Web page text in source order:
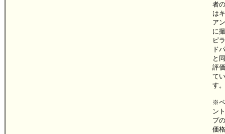
者
は
ア
に
ピ
ド
と
評
て
す。
※
ン
プ
価